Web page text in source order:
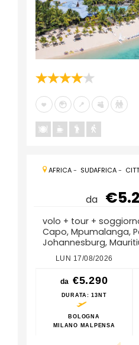
AFRICA- SUDAFRICA-
da
volo + tour +
Capo, Mpumalanga,
Johannesburg,
LUN 17/08/2026
da €5.290
DURATA: 13NT
BOLOGNA
MILANO MALPENSA